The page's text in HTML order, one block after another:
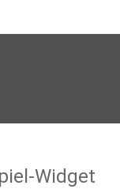
Widget